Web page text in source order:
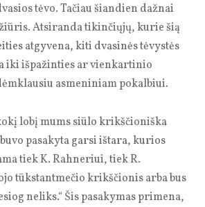
tėvo. Tačiau šiandien dažnai
Atsiranda tikinčiųjų, kurie šią
atgyvena, kiti dvasinės tėvystės
iki išpažinties ar vienkartinio
asmeniniam pokalbiui.
lobį mums siūlo krikščioniška
pasakyta garsi ištara, kurios
tiek K. Rahneriui, tiek R.
tūks­tant­me­čio krikščionis arba bus
neliks.“ Šis pasakymas primena,